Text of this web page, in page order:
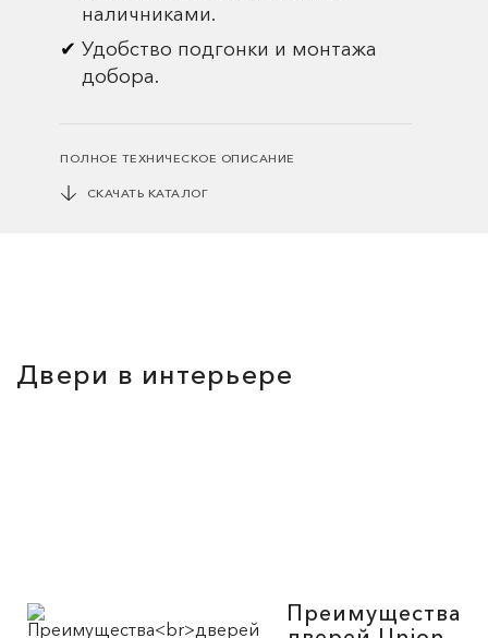
наличниками.
Удобство подгонки и монтажа
добора.
ПОЛНОЕ ТЕХНИЧЕСКОЕ ОПИСАНИЕ
СКАЧАТЬ КАТАЛОГ
Двери в интерьере
Преимущества